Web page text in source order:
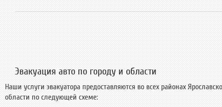
Эвакуация авто по городу и области
Наши услуги эвакуатора предоставляются во всех районах
области по следующей схеме: